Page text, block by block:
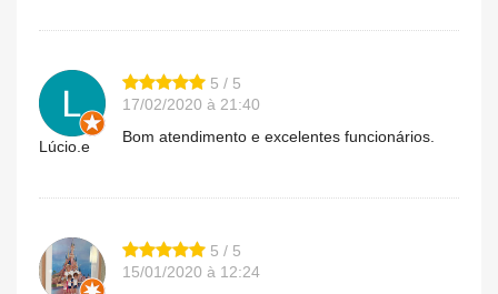
Lúcio.e
5 / 5
17/02/2020 à 21:40
Bom atendimento e excelentes funcionários.
5 / 5
15/01/2020 à 12:24